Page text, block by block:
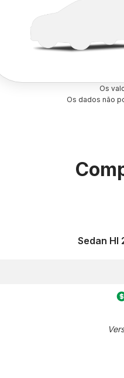
Os
Os dados não
Sedan Hl